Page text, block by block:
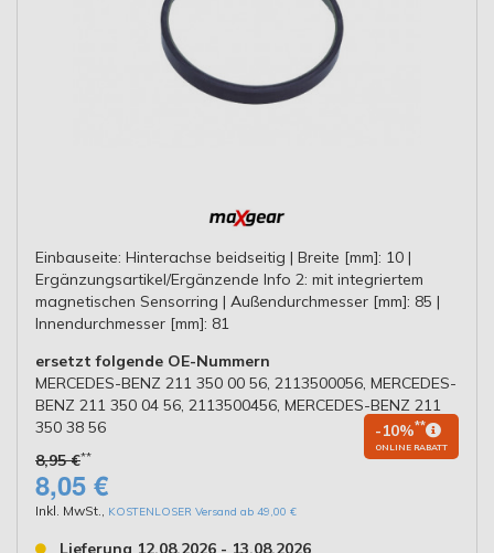
Einbauseite: Hinterachse beidseitig | Breite [mm]: 10 |
Ergänzungsartikel/Ergänzende Info 2: mit integriertem
magnetischen Sensorring | Außendurchmesser [mm]: 85 |
Innendurchmesser [mm]: 81
ersetzt folgende OE-Nummern
MERCEDES-BENZ 211 350 00 56, 2113500056, MERCEDES-
BENZ 211 350 04 56, 2113500456, MERCEDES-BENZ 211
350 38 56
8,95 €**
-10%**
ONLINE RABATT
8,05 €
Inkl. MwSt. KOSTENLOSER Versand ab 49,00 €
Lieferung 12.08.2026 - 13.08.2026